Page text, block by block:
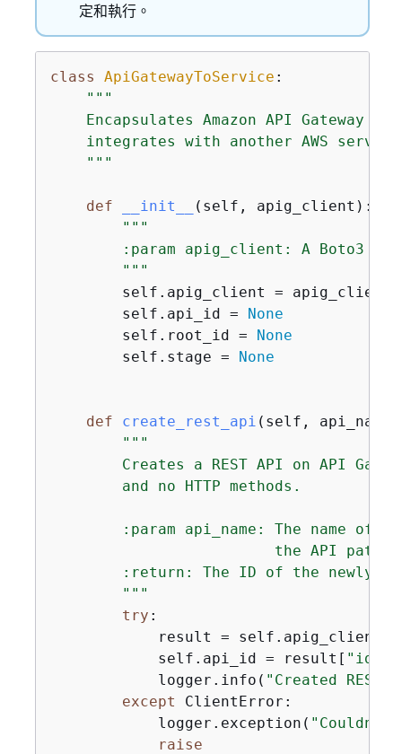
定和執行。
class ApiGatewayToService :
"""
Encapsulates Amazon API Gateway
integrates with another AWS
    """
def __init__ ( self, apig_client ):
"""
:param apig_client: A Boto3
        """
        self.apig_client = apig_client
        self.api_id =
None
        self.root_id =
None
        self.stage =
None
def create_rest_api ( self, api_name
"""
Creates a REST API on API
        and no HTTP methods.
:param api_name: The name of
                         the API path.
:return: The ID of the newly
        """
try :
result =
            self.api_id = result[
"id"
            logger.info(
"Created REST
except ClientError:
            logger.exception(
"Couldn't
raise